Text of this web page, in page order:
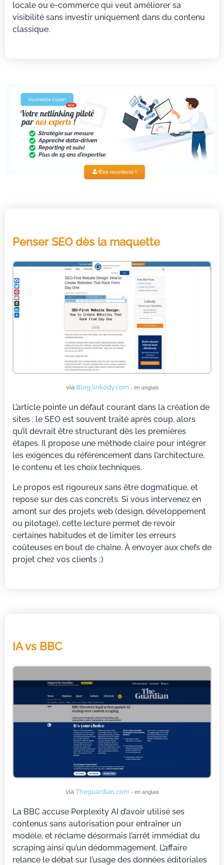
locale ou e-commerce qui veut améliorer sa
visibilité sans investir uniquement dans du contenu
classique.
Penser SEO dès la maquette
via Blog.linkody.com - en anglais
L’article pointe un défaut courant dans la création de
sites : le SEO est souvent traité après coup, alors
qu’il devrait être structurant dès les premières
étapes. Il propose une méthode claire pour intégrer
les exigences du référencement dans l’architecture,
le contenu et les choix techniques.
Le propos est rigoureux sans être dogmatique, et
repose sur des cas concrets. Si vous intervenez en
amont sur des projets web (design, développement
ou pilotage), cette lecture permet de revoir
certaines habitudes et de limiter les erreurs
coûteuses en bout de chaîne. À envoyer aux chefs de
projet chez vos clients ;)
IA vs BBC
via Theguardian.com - en anglais
La BBC accuse Perplexity AI d’avoir utilisé ses
contenus sans autorisation pour entraîner un
modèle, et réclame désormais l’arrêt immédiat du
scraping ainsi qu’un dédommagement. L’affaire
relance le débat sur l’usage des données éditoriales